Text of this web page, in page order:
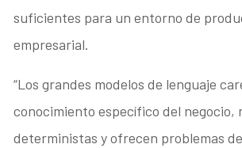
suficientes para un entorno de
empresarial.
“Los grandes modelos de lenguaje
conocimiento específico del negocio,
deterministas y ofrecen problemas